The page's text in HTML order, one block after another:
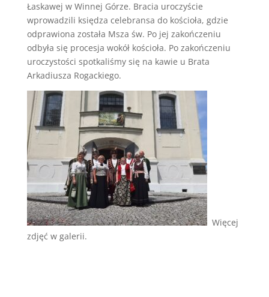
Łaskawej w Winnej Górze. Bracia uroczyście
wprowadzili księdza celebransa do kościoła, gdzie
odprawiona została Msza św. Po jej zakończeniu
odbyła się procesja wokół kościoła. Po zakończeniu
uroczystości spotkaliśmy się na kawie u Brata
Arkadiusza Rogackiego.
Więcej
zdjęć w galerii.